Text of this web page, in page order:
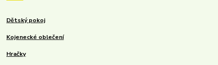
Dětský pokoj
Kojenecké oblečení
Hračky